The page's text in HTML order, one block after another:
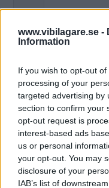
www.vibilagare.se -
Information
If you wish to opt-out
processing of your
targeted advertising by
section to confirm your
opt-out request is
interest-based ads
us or personal
your opt-out. You may
disclosure of your
IAB’s list of
Fast det är
dessutom av
I sol märks att
UV-skydd i
(Akustikpaket
STOR
handen
till sidorutan
Från min bils